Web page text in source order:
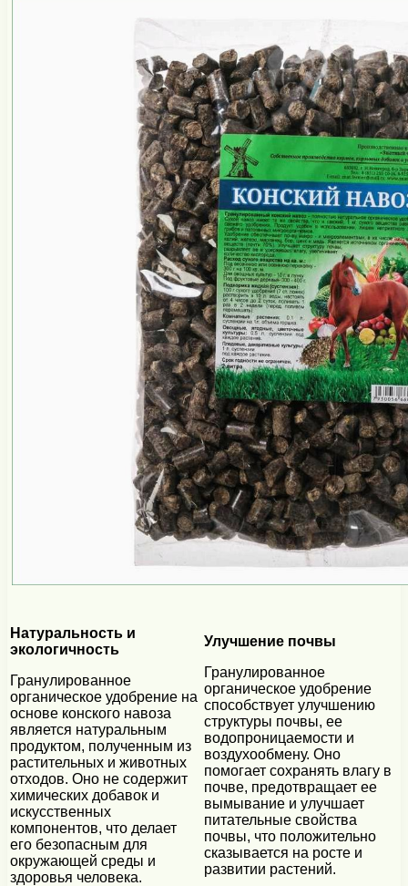
Натуральность и
экологичность
Гранулированное
органическое удобрение на
основе конского навоза
является натуральным
продуктом, полученным из
растительных и животных
отходов. Оно не содержит
химических добавок и
искусственных
компонентов, что делает
его безопасным для
окружающей среды и
здоровья человека.
Улучшение почвы
Гранулированное
органическое удобрение
способствует улучшению
структуры почвы, ее
водопроницаемости и
воздухообмену. Оно
помогает сохранять влагу в
почве, предотвращает ее
вымывание и улучшает
питательные свойства
почвы, что положительно
сказывается на росте и
развитии растений.